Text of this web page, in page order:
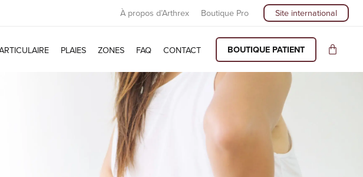
À propos d’Arthrex Boutique Pro Site international
PLAIES ZONES FAQ CONTACT BOUTIQUE PATIENT